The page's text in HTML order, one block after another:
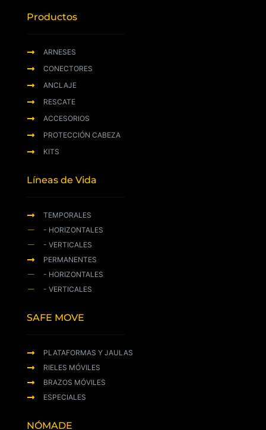
Productos
ARNESES
CONECTORES
ANCLAJE
RESCATE
ACCESORIOS
PROTECCIÓN CABEZA
KITS
Líneas de Vida
TEMPORALES
- HORIZONTALES
- VERTICALES
PERMANENTES
- HORIZONTALES
- VERTICALES
SAFE MOVE
PLATAFORMAS Y JAULAS
RIELES MÓVILES
BRAZOS MÓVILES
ESPECIALES
NÓMADE